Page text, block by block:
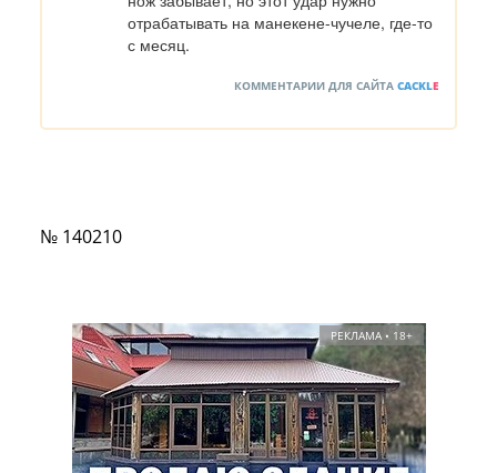
отрабатывать на манекене-чучеле, где-то
с месяц.
КОММЕНТАРИИ ДЛЯ САЙТА CACKLE
№ 140210
РЕКЛАМА • 18+